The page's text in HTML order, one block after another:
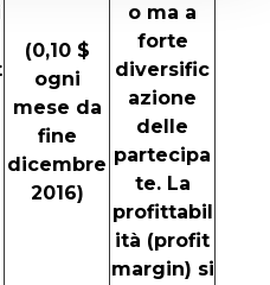
(0,10 $
ogni
mese da
fine
dicembre
2016)
o ma a
forte
diversific
azione
delle
partecipa
te. La
profittabil
ità (profit
margin) si